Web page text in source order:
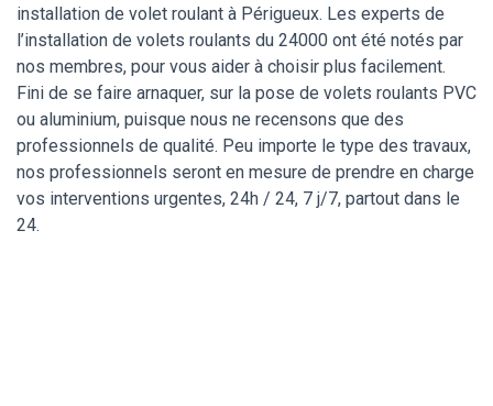
installation de volet roulant à Périgueux. Les experts de
l’installation de volets roulants du 24000 ont été notés par
nos membres, pour vous aider à choisir plus facilement.
Fini de se faire arnaquer, sur la pose de volets roulants PVC
ou aluminium, puisque nous ne recensons que des
professionnels de qualité. Peu importe le type des travaux,
nos professionnels seront en mesure de prendre en charge
vos interventions urgentes, 24h / 24, 7 j/7, partout dans le
24.